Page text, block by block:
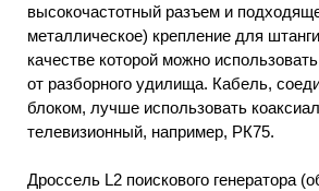
высокочастотный разъем и
металлическое) крепление для
качестве которой можно
от разборного удилища. Кабель,
блоком, лучше использовать
телевизионный, например, РК75.
Дроссель L2 поискового генератора